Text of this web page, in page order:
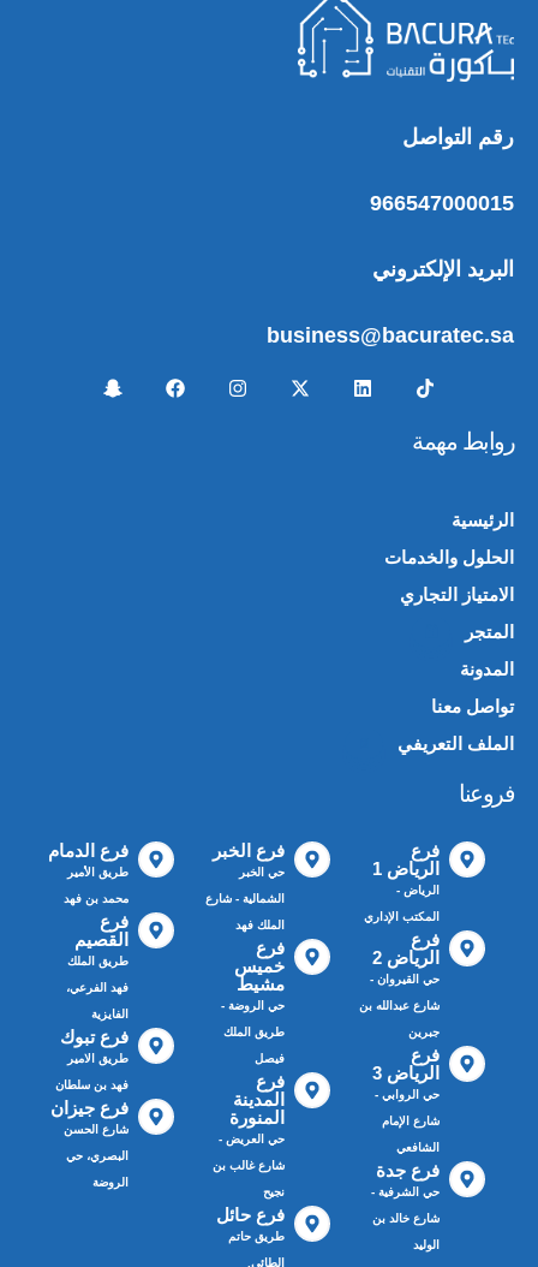
رقم التواصل
966547000015
البريد الإلكتروني
business@bacuratec.sa
روابط مهمة
الرئيسية
الحلول والخدمات
الامتياز التجاري
المتجر
المدونة
تواصل معنا
الملف التعريفي
فروعنا
فرع
الرياض 1
الرياض -
المكتب الإداري
فرع
الرياض 2
حي القيروان -
شارع عبدالله بن
جبرين
فرع
الرياض 3
حي الروابي -
شارع الإمام
الشافعي
فرع جدة
حي الشرفية -
شارع خالد بن
الوليد
فرع الخبر
حي الخبر
الشمالية - شارع
الملك فهد
فرع
خميس
مشيط
حي الروضة -
طريق الملك
فيصل
فرع
المدينة
المنورة
حي العريض -
شارع غالب بن
نجيح
فرع حائل
طريق حاتم
الطائي,
فرع الدمام
طريق الأمير
محمد بن فهد
فرع
القصيم
طريق الملك
فهد الفرعي،
الفايزية
فرع تبوك
طريق الامير
فهد بن سلطان
فرع جيزان
شارع الحسن
البصري، حي
الروضة